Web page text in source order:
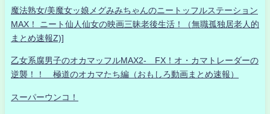
魔法熟女/美魔女ッ娘メグみみちゃんのニートッフルステーション
MAX！ ニート仙人仙女の映画三昧老後生活！（無職孤独居老人的
まとめ速報Z)]
乙女系腐男子のオカマッフルMAX2- FX！オ・カマトレーダーの
逆襲！！ 極道のオカマたち編（おもしろ動画まとめ速報）
スーパーウンコ！